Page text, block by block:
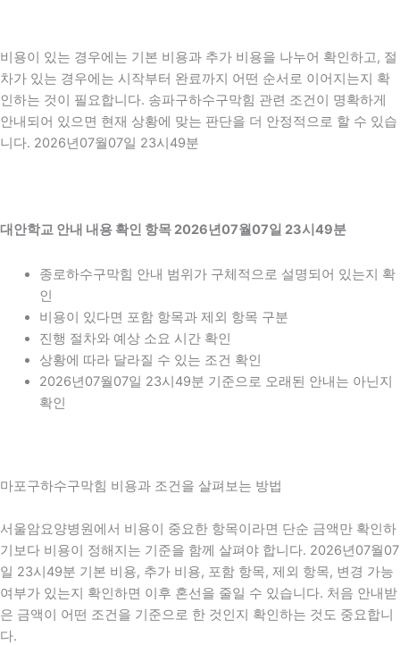
비용이 있는 경우에는 기본 비용과 추가 비용을 나누어 확인하고, 절
차가 있는 경우에는 시작부터 완료까지 어떤 순서로 이어지는지 확
인하는 것이 필요합니다. 송파구하수구막힘 관련 조건이 명확하게
안내되어 있으면 현재 상황에 맞는 판단을 더 안정적으로 할 수 있습
니다. 2026년07월07일 23시49분
대안학교 안내 내용 확인 항목 2026년07월07일 23시49분
종로하수구막힘 안내 범위가 구체적으로 설명되어 있는지 확
인
비용이 있다면 포함 항목과 제외 항목 구분
진행 절차와 예상 소요 시간 확인
상황에 따라 달라질 수 있는 조건 확인
2026년07월07일 23시49분 기준으로 오래된 안내는 아닌지
확인
마포구하수구막힘 비용과 조건을 살펴보는 방법
서울암요양병원에서 비용이 중요한 항목이라면 단순 금액만 확인하
기보다 비용이 정해지는 기준을 함께 살펴야 합니다. 2026년07월07
일 23시49분 기본 비용, 추가 비용, 포함 항목, 제외 항목, 변경 가능
여부가 있는지 확인하면 이후 혼선을 줄일 수 있습니다. 처음 안내받
은 금액이 어떤 조건을 기준으로 한 것인지 확인하는 것도 중요합니
다.